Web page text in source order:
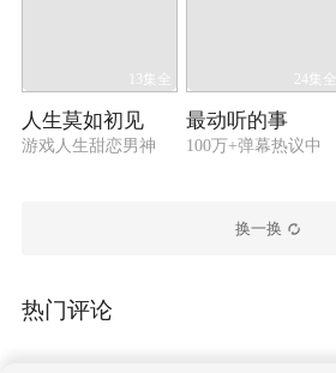
13集全
人生莫如初见
游戏人生甜恋男神
24集全
最动听的事
100万+弹幕热议中
换一换
热门评论